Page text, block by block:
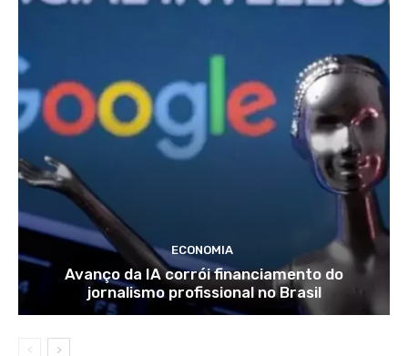
ECONOMIA
Avanço da IA corrói financiamento do
jornalismo profissional no Brasil